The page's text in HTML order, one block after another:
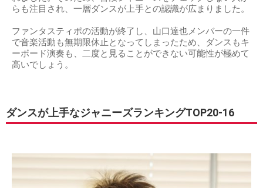
らも注目され、一層ダンスが上手との認識が広まりました。
ファンタスティポの活動が終了し、山口達也メンバーの一件
で音楽活動も無期限休止となってしまったため、ダンスもキ
ーボード演奏も、二度と見ることができない可能性が極めて
高いでしょう。
ダンスが上手なジャニーズランキングTOP20-16